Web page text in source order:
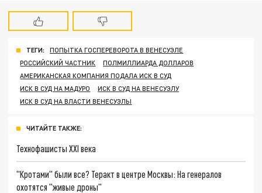
ТЕГИ:
ПОПЫТКА ГОСПЕРЕВОРОТА В ВЕНЕСУЭЛЕ
РОССИЙСКИЙ ЧАСТНИК
ПОЛМИЛЛИАРДА ДОЛЛАРОВ
АМЕРИКАНСКАЯ КОМПАНИЯ ПОДАЛА ИСК В СУД
ИСК В СУД НА МАДУРО
ИСК В СУД НА ВЕНЕСУЭЛУ
ИСК В СУД НА ВЛАСТИ ВЕНЕСУЭЛЫ
ЧИТАЙТЕ ТАКЖЕ:
Технофашисты XXI века
"Кротами" были все? Теракт в центре Москвы: На генералов
охотятся "живые дроны"